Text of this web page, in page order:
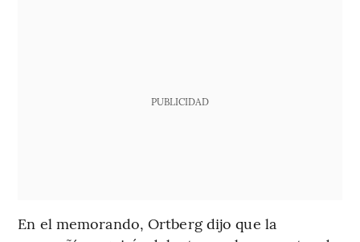
PUBLICIDAD
En el memorando, Ortberg dijo que la